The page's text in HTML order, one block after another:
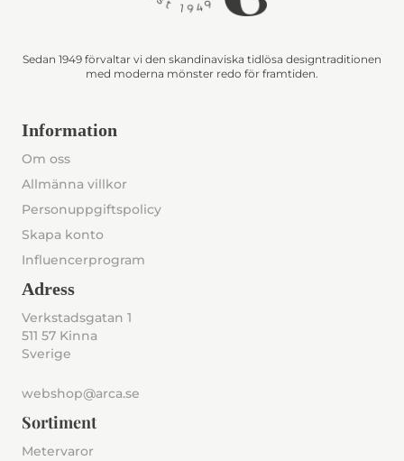
Sedan 1949 förvaltar vi den skandinaviska tidlösa designtraditionen
med moderna mönster redo för framtiden.
Information
Om oss
Allmänna villkor
Personuppgiftspolicy
Skapa konto
Influencerprogram
Adress
Verkstadsgatan 1
511 57 Kinna
Sverige
webshop@arca.se
Sortiment
Metervaror